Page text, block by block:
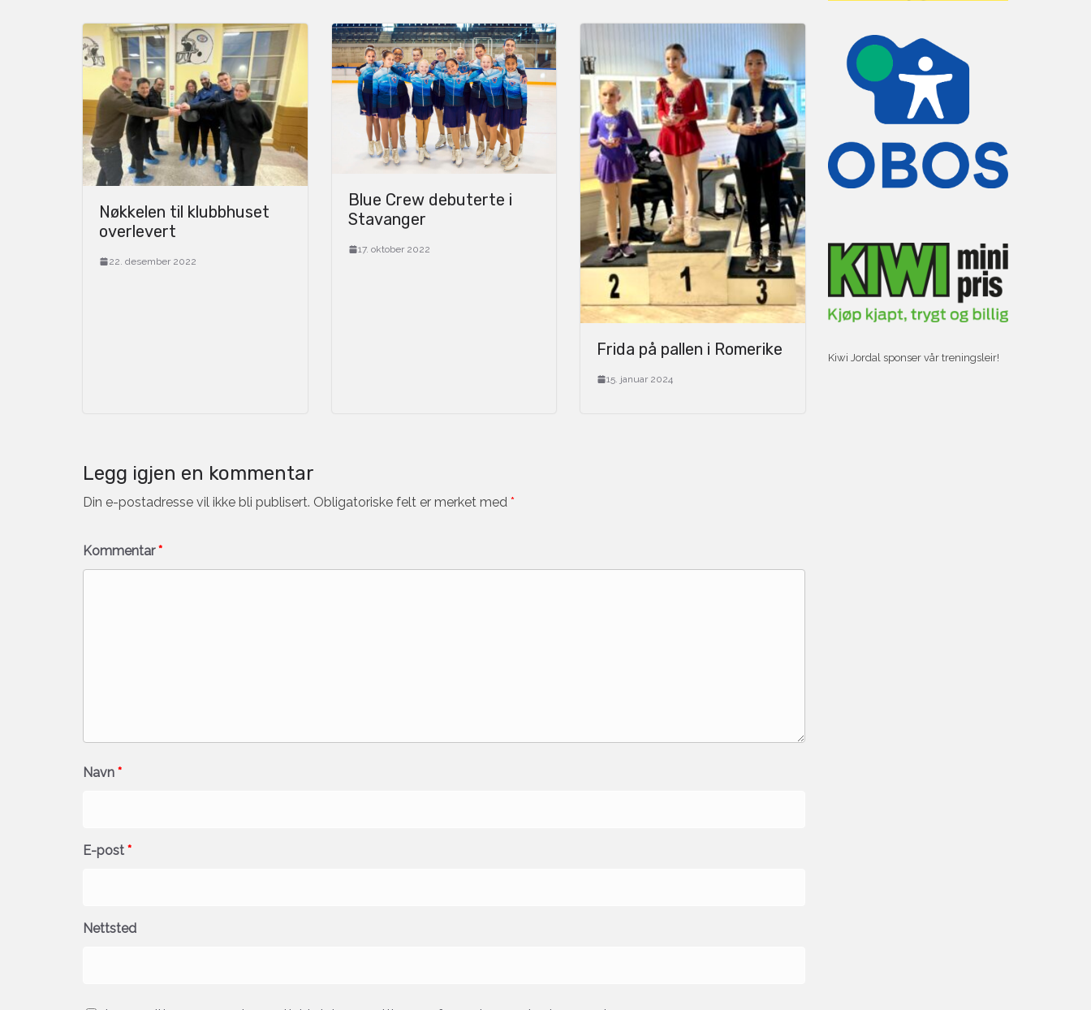
Nøkkelen til klubbhuset
overlevert
22. desember 2022
Blue Crew debuterte i
Stavanger
17. oktober 2022
Frida på pallen i Romerike
15. januar 2024
Legg igjen en kommentar
Din e-postadresse vil ikke bli publisert. Obligatoriske felt er merket med *
Kommentar*
Navn *
E-post *
Nettsted
Kiwi Jordal sponser vår treningsleir!